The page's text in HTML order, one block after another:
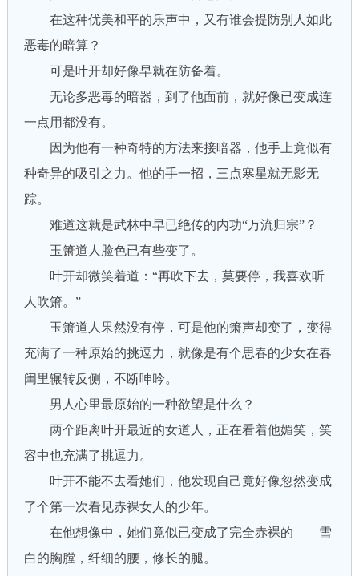
在这种优美和平的乐声中，又有谁会提防别人如此
恶毒的暗算？
可是叶开却好像早就在防备着。
无论多恶毒的暗器，到了他面前，就好像已变成连
一点用都没有。
因为他有一种奇特的方法来接暗器，他手上竟似有
种奇异的吸引之力。他的手一招，三点寒星就无影无
踪。
难道这就是武林中早已绝传的内功“万流归宗”？
玉箫道人脸色已有些变了。
叶开却微笑着道：“再吹下去，莫要停，我喜欢听
人吹箫。”
玉箫道人果然没有停，可是他的箫声却变了，变得
充满了一种原始的挑逗力，就像是有个思春的少女在春
闺里辗转反侧，不断呻吟。
男人心里最原始的一种欲望是什么？
两个距离叶开最近的女道人，正在看着他媚笑，笑
容中也充满了挑逗力。
叶开不能不去看她们，他发现自己竟好像忽然变成
了个第一次看见赤裸女人的少年。
在他想像中，她们竟似已变成了完全赤裸的——雪
白的胸膛，纤细的腰，修长的腿。